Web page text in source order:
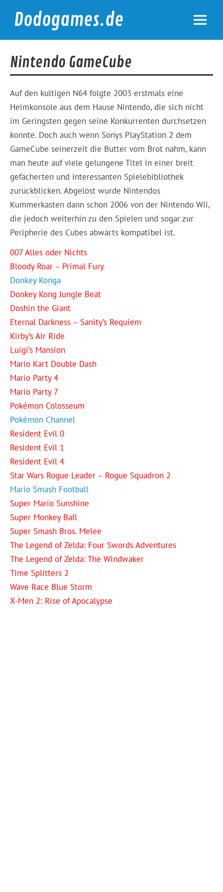
contentDodogames.de
Nintendo GameCube
Auf den kultigen N64 folgte 2003 erstmals eine
Heimkonsole aus dem Hause Nintendo, die sich nicht
im Geringsten gegen seine Konkurrenten durchsetzen
konnte. Doch auch wenn Sonys PlayStation 2 dem
GameCube seinerzeit die Butter vom Brot nahm, kann
man heute auf viele gelungene Titel in einer breit
gefächerten und interessanten Spielebibliothek
zurückblicken. Abgelöst wurde Nintendos
Kummerkasten dann schon 2006 von der Nintendo Wii,
die jedoch weiterhin zu den Spielen und sogar zur
Peripherie des Cubes abwärts kompatibel ist.
007 Alles oder Nichts
Bloody Roar – Primal Fury
Donkey Konga
Donkey Kong Jungle Beat
Doshin the Giant
Eternal Darkness – Sanity’s Requiem
Kirby’s Air Ride
Luigi’s Mansion
Mario Kart Double Dash
Mario Party 4
Mario Party 7
Pokémon Colosseum
Pokémon Channel
Resident Evil 0
Resident Evil 1
Resident Evil 4
Star Wars Rogue Leader – Rogue Squadron 2
Mario Smash Football
Super Mario Sunshine
Super Monkey Ball
Super Smash Bros. Melee
The Legend of Zelda: Four Swords Adventures
The Legend of Zelda: The Windwaker
Time Splitters 2
Wave Race Blue Storm
X-Men 2: Rise of Apocalypse